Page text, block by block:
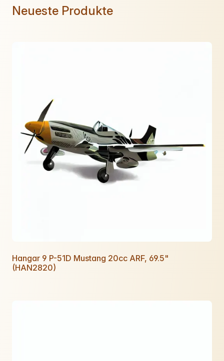
Neueste Produkte
Hangar 9 P-51D Mustang 20cc ARF, 69.5"
(HAN2820)